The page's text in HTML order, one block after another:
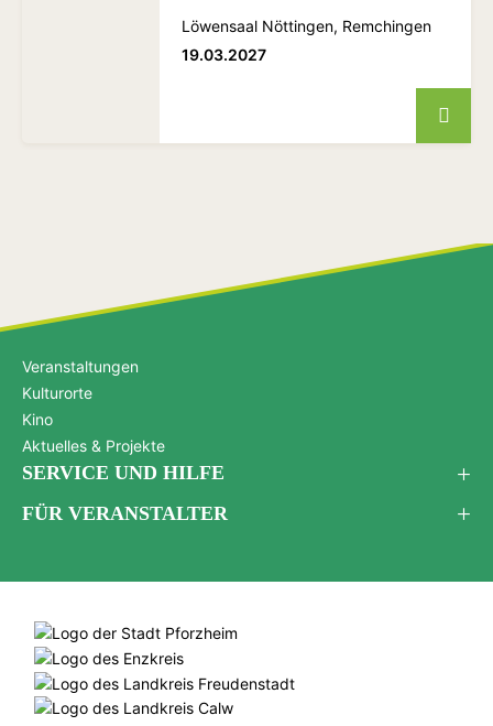
Löwensaal Nöttingen, Remchingen
19.03.2027
Veranstaltungen
Kulturorte
Kino
Aktuelles & Projekte
SERVICE UND HILFE
FÜR VERANSTALTER